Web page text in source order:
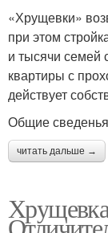
«Хрущевки»
при этом
и тысячи семей
квартиры с
действует
Общие
читать дальше →